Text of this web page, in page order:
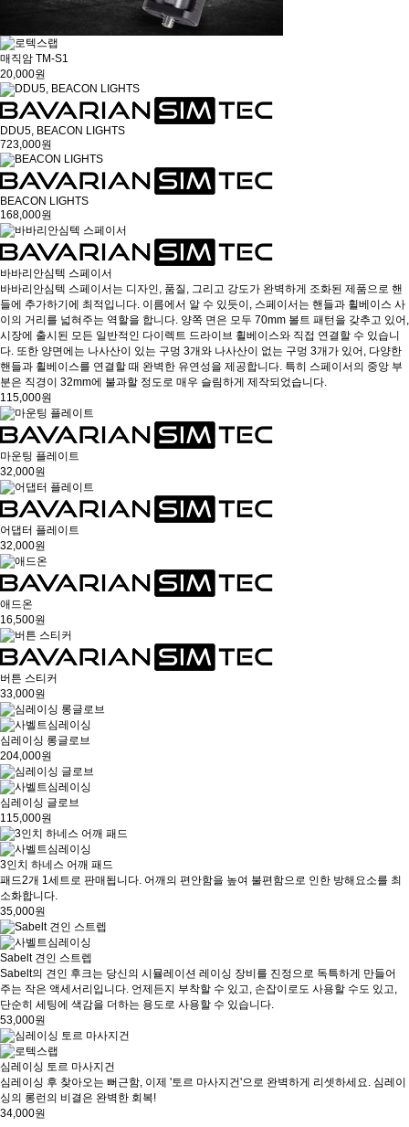
매직암 TM-S1
20,000원
DDU5, BEACON LIGHTS
723,000원
BEACON LIGHTS
168,000원
바바리안심텍 스페이서
바바리안심텍 스페이서는 디자인, 품질, 그리고 강도가 완벽하게 조화된 제품으로 핸
들에 추가하기에 최적입니다. 이름에서 알 수 있듯이, 스페이서는 핸들과 휠베이스 사
이의 거리를 넓혀주는 역할을 합니다. 양쪽 면은 모두 70mm 볼트 패턴을 갖추고 있어,
시장에 출시된 모든 일반적인 다이렉트 드라이브 휠베이스와 직접 연결할 수 있습니
다. 또한 양면에는 나사산이 있는 구멍 3개와 나사산이 없는 구멍 3개가 있어, 다양한
핸들과 휠베이스를 연결할 때 완벽한 유연성을 제공합니다. 특히 스페이서의 중앙 부
분은 직경이 32mm에 불과할 정도로 매우 슬림하게 제작되었습니다.
115,000원
마운팅 플레이트
32,000원
어댑터 플레이트
32,000원
애드온
16,500원
버튼 스티커
33,000원
심레이싱 롱글로브
204,000원
심레이싱 글로브
115,000원
3인치 하네스 어깨 패드
패드2개 1세트로 판매됩니다. 어깨의 편안함을 높여 불편함으로 인한 방해요소를 최
소화합니다.
35,000원
Sabelt 견인 스트렙
Sabelt의 견인 후크는 당신의 시뮬레이션 레이싱 장비를 진정으로 독특하게 만들어
주는 작은 액세서리입니다. 언제든지 부착할 수 있고, 손잡이로도 사용할 수도 있고,
단순히 세팅에 색감을 더하는 용도로 사용할 수 있습니다.
53,000원
심레이싱 토르 마사지건
심레이싱 후 찾아오는 뻐근함, 이제 '토르 마사지건'으로 완벽하게 리셋하세요. 심레이
싱의 롱런의 비결은 완벽한 회복!
34,000원